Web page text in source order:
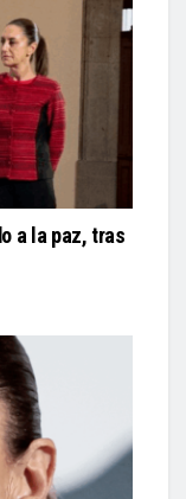
a la paz, tras